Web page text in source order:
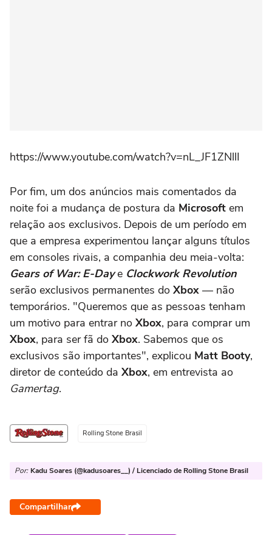
https://www.youtube.com/watch?v=nL_JF1ZNllI
Por fim, um dos anúncios mais comentados da
noite foi a mudança de postura da Microsoft em
relação aos exclusivos. Depois de um período em
que a empresa experimentou lançar alguns títulos
em consoles rivais, a companhia deu meia-volta:
Gears of War: E-Daye Clockwork Revolution
serão exclusivos permanentes do Xbox — não
temporários. "Queremos que as pessoas tenham
um motivo para entrar no Xbox, para comprar um
Xbox, para ser fã do Xbox. Sabemos que os
exclusivos são importantes", explicou Matt Booty,
diretor de conteúdo da Xbox, em entrevista ao
Gamertag.
Rolling Stone Brasil
Por: Kadu Soares (@kadusoares__) / Licenciado de Rolling Stone Brasil
Compartilhar